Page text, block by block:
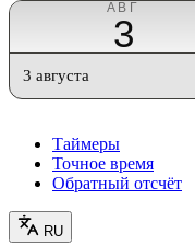
АВГ
3
3 августа
Таймеры
Точное время
Обратный отсчёт
RU